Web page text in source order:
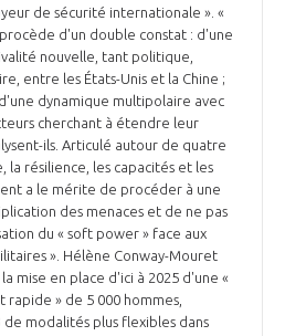
de sécurité internationale ». «
d'un double constat : d'une
nouvelle, tant politique,
entre les États-Unis et la Chine ;
dynamique multipolaire avec
cherchant à étendre leur
ils. Articulé autour de quatre
la résilience, les capacités et les
a le mérite de procéder à une
des menaces et de ne pas
du « soft power » face aux
». Hélène Conway-Mouret
mise en place d'ici à 2025 d'une «
» de 5 000 hommes,
modalités plus flexibles dans